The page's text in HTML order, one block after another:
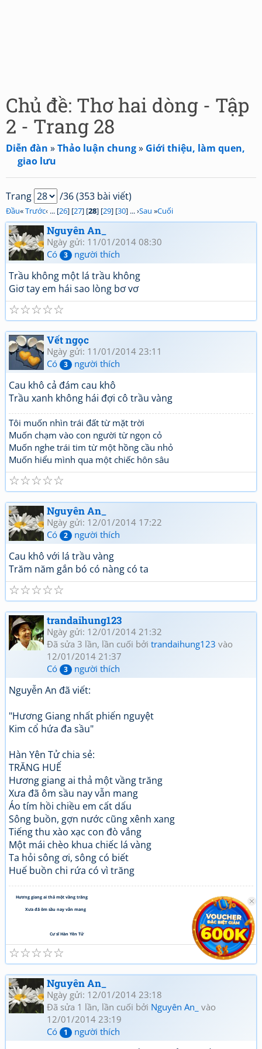
Chủ đề: Thơ hai dòng - Tập
2 - Trang 28
Diễn đàn »Thảo luận chung» Giới thiệu, làm quen,
giao lưu
Trang /36 (353 bài viết)
Đầu«Trước‹ ... [26] [27] [28] [29] [30] ... ›Sau »Cuối
Nguyên An_
Ngày gửi: 11/01/2014 08:30
Có
3 người thích
Trầu không một lá trầu không
Giơ tay em hái sao lòng bơ vơ
☆
☆
☆
☆
☆
Vết ngọc
Ngày gửi: 11/01/2014 23:11
Có
3 người thích
Cau khô cả đám cau khô
Trầu xanh không hái đợi cô trầu vàng
Tôi muốn nhìn trái đất từ mặt trời
Muốn chạm vào con người từ ngọn cỏ
Muốn nghe trái tim từ một hồng cầu nhỏ
Muốn hiểu mình qua một chiếc hôn sâu
☆
☆
☆
☆
☆
Nguyên An_
Ngày gửi: 12/01/2014 17:22
Có
2 người thích
Cau khô với lá trầu vàng
Trăm năm gắn bó có nàng có ta
☆
☆
☆
☆
☆
trandaihung123
Ngày gửi: 12/01/2014 21:32
Đã sửa 3 lần, lần cuối bởi trandaihung123 vào
12/01/2014 21:37
Có
3 người thích
Nguyễn An đã viết:
"Hương Giang nhất phiến nguyệt
Kim cổ hứa đa sầu"
Hàn Yên Tử chia sẻ:
TRĂNG HUẾ
Hương giang ai thả một vầng trăng
Xưa đã ôm sầu nay vẫn mang
Áo tím hồi chiều em cất dấu
Sông buồn, gợn nước cũng xênh xang
Tiếng thu xào xạc con đò vắng
Một mái chèo khua chiếc lá vàng
Ta hỏi sông ơi, sông có biết
Huế buồn chi rứa có vì trăng
Hương giang ai thả một vầng trăng
Xưa đã ôm sầu nay vẫn mang
Cư sĩ Hàn Yên Tử
☆
☆
☆
☆
☆
Nguyên An_
Ngày gửi: 12/01/2014 23:18
Đã sửa 1 lần, lần cuối bởi Nguyên An_ vào
12/01/2014 23:19
Có
1 người thích